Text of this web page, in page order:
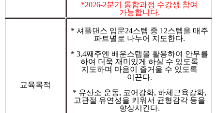
*2026-2분기 통합과정 수강생 참여
가능합니다.
교육목적
* 셔플댄스 입문24스텝 중 12스텝을 매주
파트별로 나누어 지도한다.
* 3,4째주엔 배운스텝을 활용하여 안무를
하여 더욱 재미있게 하실 수 있도록
지도하며 마음이 즐거울 수 있도록
이끈다.
* 유산소 운동, 코어강화, 하체근육강화,
고관절 유연성을 키워서 균형감각 등을
향상시킨다.